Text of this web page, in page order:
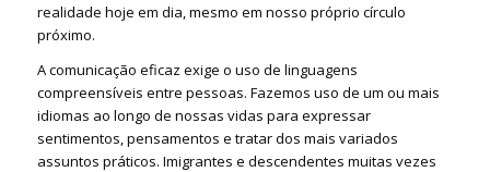
realidade hoje em dia, mesmo em nosso próprio círculo
próximo.
A comunicação eficaz exige o uso de linguagens
compreensíveis entre pessoas. Fazemos uso de um ou mais
idiomas ao longo de nossas vidas para expressar
sentimentos, pensamentos e tratar dos mais variados
assuntos práticos. Imigrantes e descendentes muitas vezes